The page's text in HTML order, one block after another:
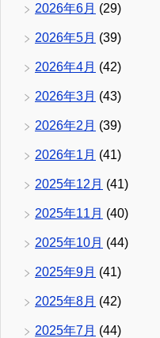
2026年6月 (29)
2026年5月 (39)
2026年4月 (42)
2026年3月 (43)
2026年2月 (39)
2026年1月 (41)
2025年12月 (41)
2025年11月 (40)
2025年10月 (44)
2025年9月 (41)
2025年8月 (42)
2025年7月 (44)